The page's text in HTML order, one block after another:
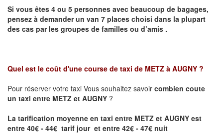
Si vous êtes 4 ou 5 personnes avec beaucoup de bagages,
pensez à demander un van 7 places choisi dans la plupart
des cas par les groupes de familles ou d’amis .
Quel est le coût d'une course de taxi de METZ à AUGNY ?
Pour réserver votre taxi Vous souhaitez savoir combien coute
un taxi entre METZ et AUGNY ?
La tarification moyenne en taxi entre METZ et AUGNY est
entre 40€ - 44€ tarif jour et entre 42€ - 47€ nuit